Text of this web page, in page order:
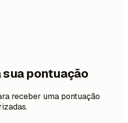
sua pontuação
receber uma pontuação